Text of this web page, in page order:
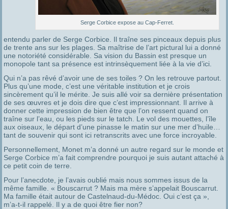
Serge Corbice expose au Cap-Ferret.
entendu parler de Serge Corbice. Il traîne ses pinceaux depuis plus
de trente ans sur les plages. Sa maîtrise de l’art pictural lui a donné
une notoriété considérable. Sa vision du Bassin est presque un
monopole tant sa présence est intrinsèquement liée à la vie d’ici.
Qui n’a pas rêvé d’avoir une de ses toiles ? On les retrouve partout.
Plus qu’une mode, c’est une véritable institution et je crois
sincèrement qu’il le mérite. Je suis allé voir sa dernière présentation
de ses œuvres et je dois dire que c’est impressionnant. Il arrive à
donner cette impression de bien être que l’on ressent quand on
traîne sur l’eau, ou les pieds sur le tatch. Le vol des mouettes, l’île
aux oiseaux, le départ d’une pinasse le matin sur une mer d’huile…
tant de souvenir qui sont ici retranscrits avec une force incroyable.
Personnellement, Monet m’a donné un autre regard sur le monde et
Serge Corbice m’a fait comprendre pourquoi je suis autant attaché à
ce petit coin de terre.
Pour l’anecdote, je l’avais oublié mais nous sommes issus de la
même famille. « Bouscarrut ? Mais ma mère s’appelait Bouscarrut.
Ma famille était autour de Castelnaud-du-Médoc. Oui c’est ça »,
m’a-t-il rappelé. Il y a de quoi être fier non?